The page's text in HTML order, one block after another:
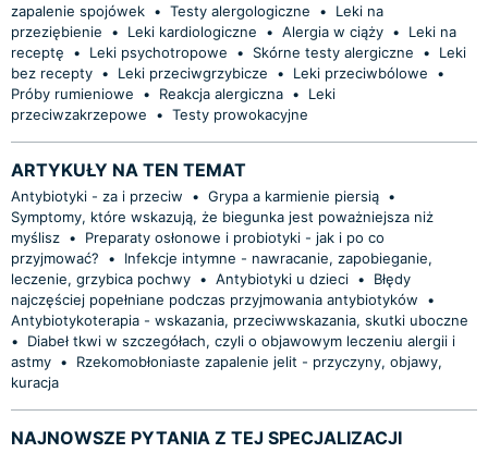
zapalenie spojówek • Testy alergologiczne •
Leki na
przeziębienie
• Leki kardiologiczne • Alergia w ciąży •
Leki na
receptę
• Leki psychotropowe • Skórne testy alergiczne •
Leki
bez recepty • Leki przeciwgrzybicze • Leki przeciwbólowe
•
Próby rumieniowe
• Reakcja alergiczna •
Leki
przeciwzakrzepowe
• Testy prowokacyjne
ARTYKUŁY NA TEN TEMAT
Antybiotyki - za i przeciw • Grypa a karmienie piersią •
Symptomy, które wskazują, że biegunka jest poważniejsza niż
myślisz •
Preparaty osłonowe i probiotyki - jak i po co
przyjmować?
•
Infekcje intymne - nawracanie, zapobieganie,
leczenie, grzybica pochwy • Antybiotyki u dzieci •
Błędy
najczęściej popełniane podczas przyjmowania antybiotyków
•
Antybiotykoterapia - wskazania, przeciwwskazania, skutki uboczne
•
Diabeł tkwi w szczegółach, czyli o objawowym leczeniu alergii i
astmy •
Rzekomobłoniaste zapalenie jelit - przyczyny, objawy,
kuracja
NAJNOWSZE PYTANIA Z TEJ SPECJALIZACJI